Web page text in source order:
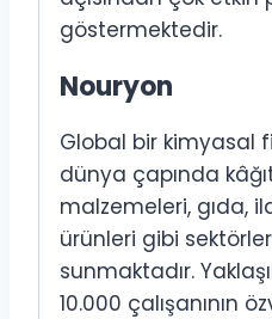
göstermektedir.
Nouryon
Global bir kimyasal
dünya çapında
malzemeleri, gıda,
ürünleri gibi
sunmaktadır.
10.000 çalışanının